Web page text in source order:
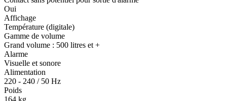
Oui
Affichage
Température (digitale)
Gamme de volume
Grand volume : 500 litres et +
Alarme
Visuelle et sonore
Alimentation
220 - 240 / 50 Hz
Poids